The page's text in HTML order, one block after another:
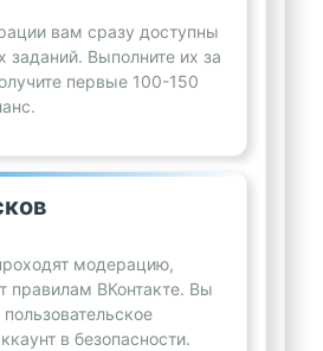
вам сразу доступны
заданий. Выполните их за
первые 100-150
модерацию,
правилам ВКонтакте. Вы
в безопасности.